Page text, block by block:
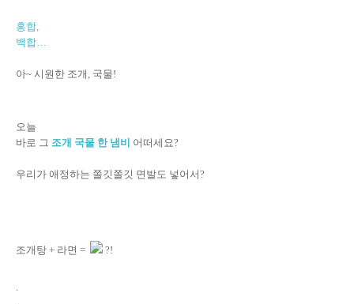
홍합,
백합…
아~ 시원한 조개, 국물!
오늘
바로 그 조개 국물 한 냄비 어떠세요?
우리가 애정하는 쫄깃쫄깃 면발도 넣어서?
조개탕 + 라면 = ?!